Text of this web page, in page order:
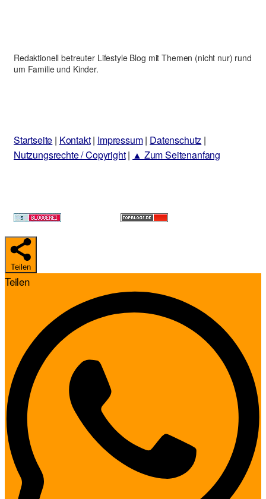
Redaktionell betreuter Lifestyle Blog mit Themen (nicht nur) rund
um Familie und Kinder.
Startseite | Kontakt| Impressum| Datenschutz |
Nutzungsrechte / Copyright| ▲ Zum Seitenanfang
Teilen
Teilen